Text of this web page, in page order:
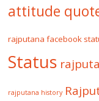
attitude
rajputana facebook
Status
rajputana history